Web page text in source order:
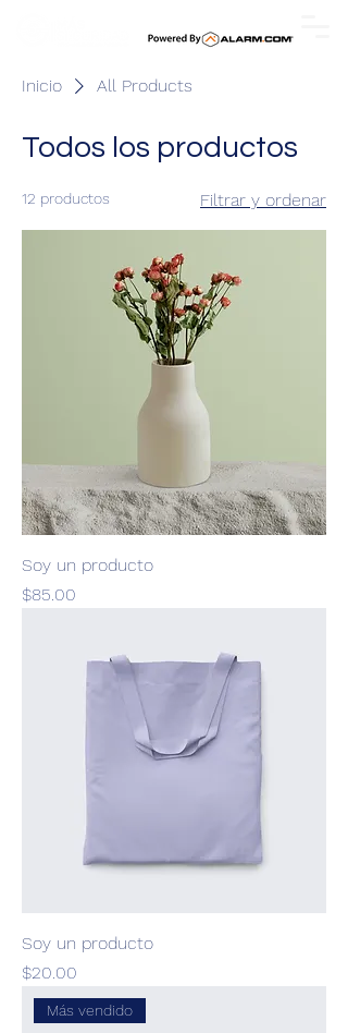
Inicio All Products
Todos los productos
12 productos Filtrar y ordenar
Soy un producto
Precio
$85.00
Soy un producto
Precio
$20.00
Más vendido